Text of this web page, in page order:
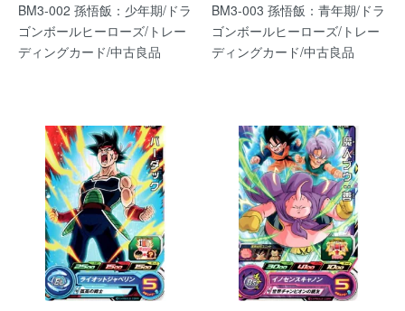
BM3-002 孫悟飯：少年期/ドラ
ゴンボールヒーローズ/トレー
ディングカード/中古良品
BM3-003 孫悟飯：青年期/ドラ
ゴンボールヒーローズ/トレー
ディングカード/中古良品